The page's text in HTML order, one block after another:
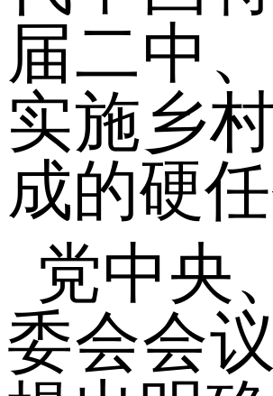
届二中
实施乡
成的硬
党中央
委会会